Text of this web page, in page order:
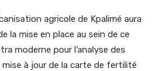
agricole de Kpalimé aura
la mise en place au sein de ce
moderne pour l’analyse des
à jour de la carte de fertilité